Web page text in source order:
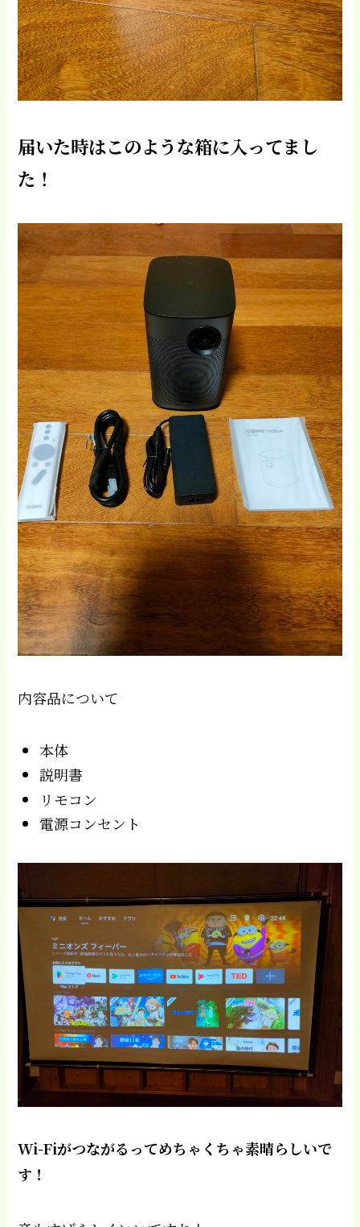
届いた時はこのような箱に入ってまし
た！
内容品について
本体
説明書
リモコン
電源コンセント
Wi-Fiがつながるってめちゃくちゃ素晴らしいで
す！